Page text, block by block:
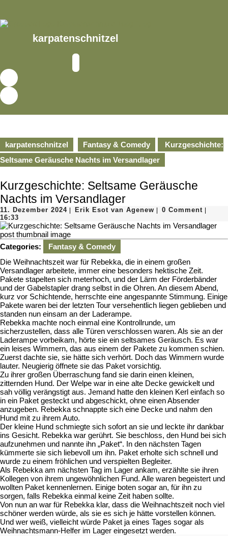
content
karpatenschnitzel
Button
karpatenschnitzel Fantasy & Comedy
Kurzgeschichte:
Seltsame Geräusche Nachts im Versandlager
Kurzgeschichte: Seltsame Geräusche
Nachts im Versandlager
11. Dezember 202411.
2024
Erik Esot van AgenewErik
van
0 Comment
16:33
Categories:
Fantasy & Comedy
Die Weihnachtszeit war für Rebekka, die in einem großen
Versandlager arbeitete, immer eine besonders hektische Zeit.
Pakete stapelten sich meterhoch, und der Lärm der Förderbänder
und der Gabelstapler drang selbst in die Ohren. An diesem Abend,
kurz vor Schichtende, herrschte eine angespannte Stimmung. Einige
Pakete waren bei der letzten Tour versehentlich liegen geblieben und
standen nun einsam an der Laderampe.
Rebekka machte noch einmal eine Kontrollrunde, um
sicherzustellen, dass alle Türen verschlossen waren. Als sie an der
Laderampe vorbeikam, hörte sie ein seltsames Geräusch. Es war
ein leises Wimmern, das aus einem der Pakete zu kommen schien.
Zuerst dachte sie, sie hätte sich verhört. Doch das Wimmern wurde
lauter. Neugierig öffnete sie das Paket vorsichtig.
Zu ihrer großen Überraschung fand sie darin einen kleinen,
zitternden Hund. Der Welpe war in eine alte Decke gewickelt und
sah völlig verängstigt aus. Jemand hatte den kleinen Kerl einfach so
in ein Paket gesteckt und abgeschickt, ohne einen Absender
anzugeben. Rebekka schnappte sich eine Decke und nahm den
Hund mit zu ihrem Auto.
Der kleine Hund schmiegte sich sofort an sie und leckte ihr dankbar
ins Gesicht. Rebekka war gerührt. Sie beschloss, den Hund bei sich
aufzunehmen und nannte ihn „Paket“. In den nächsten Tagen
kümmerte sie sich liebevoll um ihn. Paket erholte sich schnell und
wurde zu einem fröhlichen und verspielten Begleiter.
Als Rebekka am nächsten Tag im Lager ankam, erzählte sie ihren
Kollegen von ihrem ungewöhnlichen Fund. Alle waren begeistert und
wollten Paket kennenlernen. Einige boten sogar an, für ihn zu
sorgen, falls Rebekka einmal keine Zeit haben sollte.
Von nun an war für Rebekka klar, dass die Weihnachtszeit noch viel
schöner werden würde, als sie es sich je hätte vorstellen können.
Und wer weiß, vielleicht würde Paket ja eines Tages sogar als
Weihnachtsmann-Helfer im Lager eingesetzt werden.